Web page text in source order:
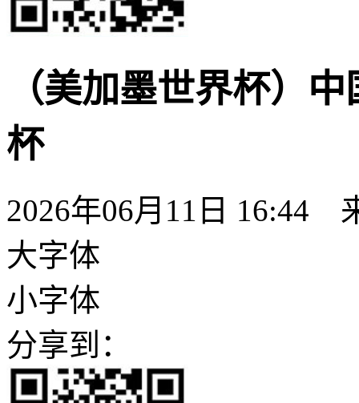
（美加墨世界杯）
杯
2026年06月11日 16:44
大字体
小字体
分享到：